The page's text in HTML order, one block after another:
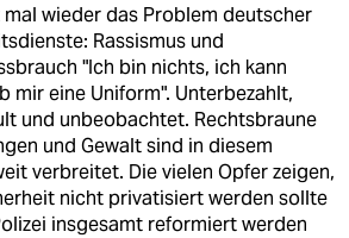
mal wieder das Problem deutscher
Rassismus und
"Ich bin nichts, ich kann
mir eine Uniform". Unterbezahlt,
und unbeobachtet. Rechtsbraune
und Gewalt sind in diesem
verbreitet. Die vielen Opfer zeigen,
nicht privatisiert werden sollte
insgesamt reformiert werden